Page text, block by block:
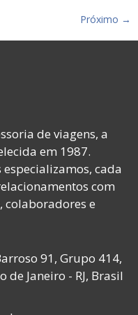
Próximo →
de viagens, a
em 1987.
cada
com
colaboradores e
91, Grupo 414,
de Janeiro - RJ, Brasil